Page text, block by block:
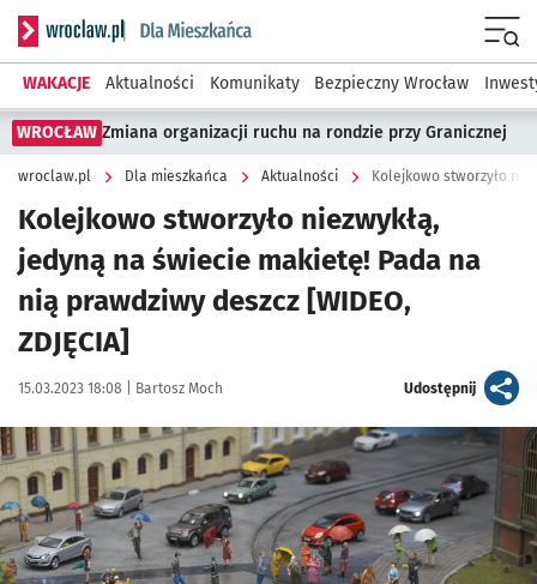
Serwis informacyjny wroclaw.pl podserwis: Dla mieszkańca
WAKACJE Aktualności Komunikaty Bezpieczny Wrocław
WROCŁAW Zmiana organizacji ruchu na rondzie przy Granicznej
wroclaw.pl Dla mieszkańca Aktualności
Kolejkowo stworzyło niezwykłą,
jedyną na świecie makietę! Pada na
nią prawdziwy deszcz [WIDEO,
ZDJĘCIA]
Data publikacji:
15.03.2023 18:08 | Autor:
Bartosz Moch Udostępnijartykuł
Kliknij, aby zobaczyć galerię
Kliknij, aby powiększyć